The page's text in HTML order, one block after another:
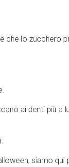
che lo zucchero
ai denti più a
siamo